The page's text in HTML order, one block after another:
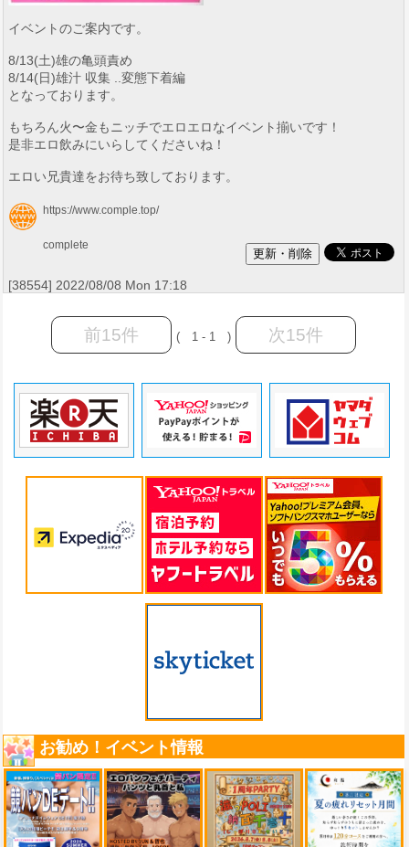
イベントのご案内です。
8/13(土)雄の亀頭責め
8/14(日)雄汁 収集 ..変態下着編
となっております。
もちろん火〜金もニッチでエロエロなイベント揃いです！
是非エロ飲みにいらしてくださいね！
エロい兄貴達をお待ち致しております。
https://www.comple.top/
complete
[38554] 2022/08/08 Mon 17:18
前15件 ( 1 - 1 ) 次15件
お勧め！イベント情報